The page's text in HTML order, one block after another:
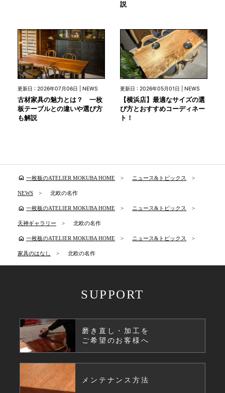
説
更新日 : 2026年07月06日 | NEWS
古材家具の魅力とは？ 一枚
板テーブルとの違いや選び方
も解説
更新日 : 2026年05月01日 | NEWS
【横浜店】最適なサイズの選
び方とおすすめコーディネー
ト！
home 一枚板のATELIER MOKUBA HOME ニュース&トピックス
NEWS 北欧の名作
home 一枚板のATELIER MOKUBA HOME ニュース&トピックス
天神ギャラリー 北欧の名作
home 一枚板のATELIER MOKUBA HOME ニュース&トピックス
家具のはなし 北欧の名作
SUPPORT
磨き直し・加工を
ご希望のお客様へ
メンテナンス方法